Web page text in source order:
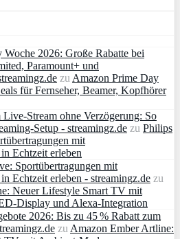
2026: Große Rabatte bei
Paramount+ und
zu Amazon Prime Day
für Fernseher, Beamer, Kopfhörer
Stream ohne Verzögerung: So
Setup - streamingz.de zu Philips
mit
Echtzeit erleben
Sportübertragungen mit
Echtzeit erleben - streamingz.de zu
Neuer Lifestyle Smart TV mit
und Alexa‑Integration
2026: Bis zu 45 % Rabatt zum
zu Amazon Ember Artline: